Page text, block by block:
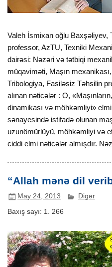
Valeh İsmixan oğlu Baxşəliyev,
professor, AzTU, Texniki
dairəsi: Nəzəri və tətbiqi
müqaviməti, Maşın
Tribologiya, Fasiləsiz Təhsilin
alınan nəticələr : О,
dinamikası və möhkəmliyi»
sənayesində istifadə olunan
uzunömürlüyü, möhkəmliyi və
ciddi elmi nəticələr almışdır.
“Allah mənə dil
May 24, 2013 Digər
Baxış sayı: 1. 266